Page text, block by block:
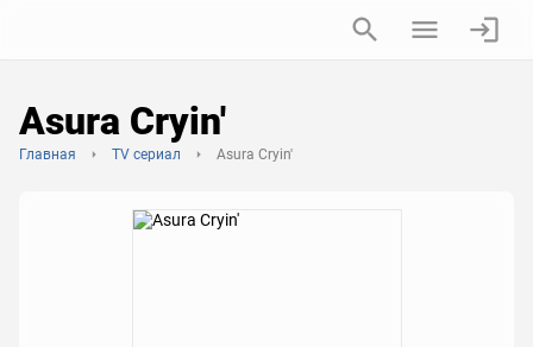
Asura Cryin'
Главная TV сериал Asura Cryin'